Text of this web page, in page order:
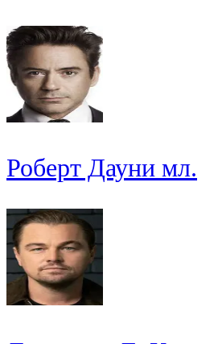
Роберт Дауни мл.